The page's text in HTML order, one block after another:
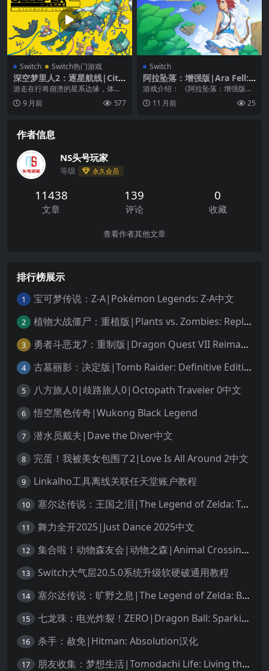
Switch Switch热门游戏
深空梦里人2：逐星航线|Citiz
en Sleeper 2: Starward Vec
tor中文
游走在行将崩溃的星系边缘，体验
叛逃仿生人的人生。你拖着一副残
躯，头上悬着赏金，脑...
9 月前 577
Switch
阿拉坠落：增强版|Ara Fell: E
nhanced Edition
游戏介绍： 《阿拉坠落：增强版》
是Stegosoft Games开发的16位时
代...11 月前 25
作者信息
NS头号玩家
等级 永久会员
11438
文章
139
评论
0
收藏
查看作者其他文章
排行榜展示
1 宝可梦传说：Z-A|Pokémon Legends: Z-A中文
2 植物大战僵尸：重植版|Plants vs. Zombies: Replanted中文
3 勇者斗恶龙7：重制版|Dragon Quest VII Reimagined中文
4 古墓丽影：决定版|Tomb Raider: Definitive Edition中文
5 八方旅人0|歧路旅人0|Octopath Traveler 0中文
6 悟空黑色传奇|Wukong Black Legend
7 潜水员戴夫|Dave the Diver中文
8 完蛋！我被美女包围了2|Love Is All Around 2中文
9 Linkalho工具离线关联任天堂账户教程
10 塞尔达传说：王国之泪|The Legend of Zelda: Tears of the Kingdom中文
11 舞力全开2025|Just Dance 2025中文
12 集合啦！动物森友会|动物之森|Animal Crossing: New Horizons中文
13 Switch大气层20.5.0系统升级软硬破通用教程
14 塞尔达传说：旷野之息|The Legend of Zelda: Breath of the Wild中文
15 七龙珠：电光炸裂！ZERO|Dragon Ball: Sparking! Zero中文
16 杀手：赦免|Hitman: Absolution汉化
17 朋友收集：梦想生活|Tomodachi Life: Living the Dream中文